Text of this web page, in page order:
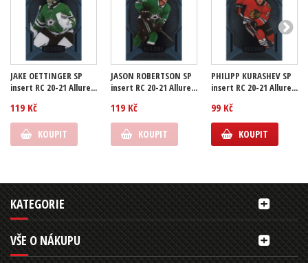
JAKE OETTINGER SP
insert RC 20-21 Allure...
119 Kč
KOUPIT
JASON ROBERTSON SP
insert RC 20-21 Allure...
119 Kč
KOUPIT
PHILIPP KURASHEV SP
insert RC 20-21 Allure...
99 Kč
KOUPIT
KATEGORIE
VŠE O NÁKUPU